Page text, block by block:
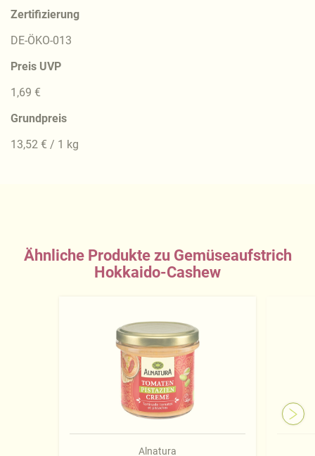
Zertifizierung
DE-ÖKO-013
Preis UVP
1,69 €
Grundpreis
13,52 € / 1 kg
Ähnliche Produkte zu Gemüseaufstrich
Hokkaido-Cashew
Alnatura